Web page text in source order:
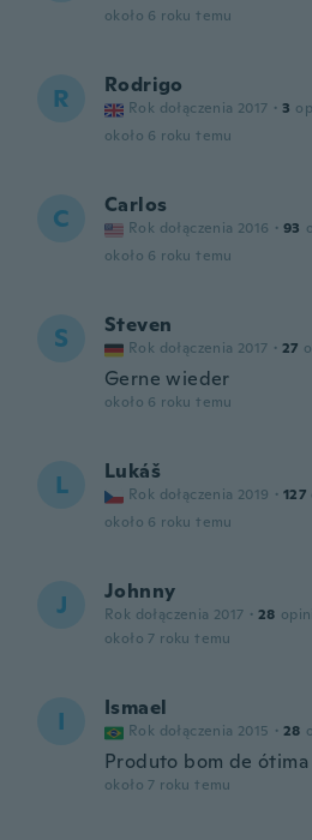
około 6 roku temu
R Rodrigo
Rok dołączenia 2017 · 3
około 6 roku temu
C Carlos
Rok dołączenia 2016 · 93
około 6 roku temu
S Steven
Rok dołączenia 2017 · 27
Gerne wieder
około 6 roku temu
L Lukáš
Rok dołączenia 2019 · 127
około 6 roku temu
J Johnny
Rok dołączenia 2017 · 28
około 7 roku temu
I Ismael
Rok dołączenia 2015 · 28
Produto bom de
około 7 roku temu